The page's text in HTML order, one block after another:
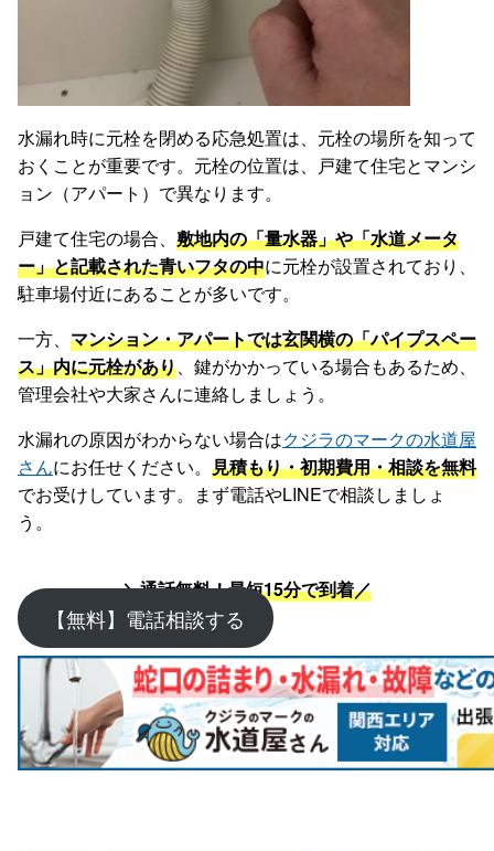
水漏れ時に元栓を閉める応急処置は、元栓の場所を知って
おくことが重要です。元栓の位置は、戸建て住宅とマンシ
ョン（アパート）で異なります。
戸建て住宅の場合、 敷地内の「量水器」や「水道メータ
ー」と記載された青いフタの中に元栓が設置されており、
駐車場付近にあることが多いです。
一方、 マンション・アパートでは玄関横の「パイプスペー
ス」内に元栓があり、鍵がかかっている場合もあるため、
管理会社や大家さんに連絡しましょう。
水漏れの原因がわからない場合はクジラのマークの水道屋
さんにお任せください。 見積もり・初期費用・相談を無料
でお受けしています。まず電話やLINEで相談しましょ
う。
＼通話無料！最短15分で到着／
【無料】電話相談する